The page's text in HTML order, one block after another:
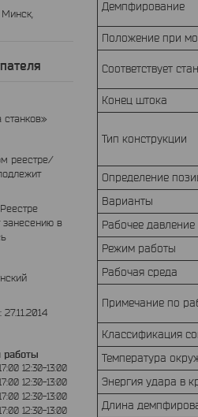
Демпфирование
Положение при
Соответствует
Конец штока
Тип конструкции
Определение
Варианты
Рабочее давление
Режим работы
Рабочая среда
Примечание по
Классификация
Температура
Энергия удара в
Длина
Минск,
станков»
реестре/
занесению в
работы
12:30-13:00
12:30-13:00
12:30-13:00
12:30-13:00